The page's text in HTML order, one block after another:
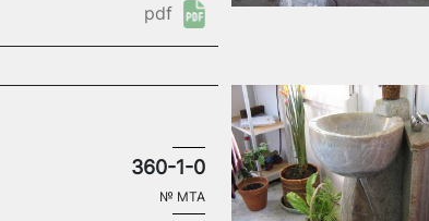
pdf
360-1-0
№ MTA